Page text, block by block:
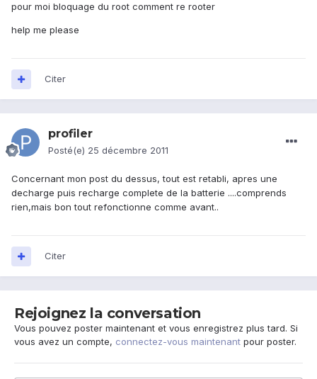
pour moi bloquage du root comment re rooter
help me please
Citer
profiler
Posté(e) 25 décembre 2011
Concernant mon post du dessus, tout est retabli, apres une
decharge puis recharge complete de la batterie ....comprends
rien,mais bon tout refonctionne comme avant..
Citer
Rejoignez la conversation
Vous pouvez poster maintenant et vous enregistrez plus tard. Si
vous avez un compte, connectez-vous maintenant pour poster.